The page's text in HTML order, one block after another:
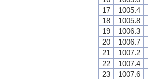
17
1005.4
18
1005.8
19
1006.3
20
1006.7
21
1007.2
22
1007.4
23
1007.6